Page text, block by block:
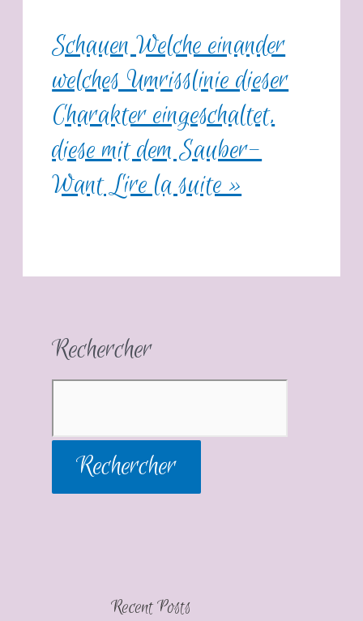
Schauen Welche einander
welches Umrisslinie dieser
Charakter eingeschaltet,
diese mit dem Sauber-
WantLire la suite »
Rechercher
Rechercher
Recent Posts